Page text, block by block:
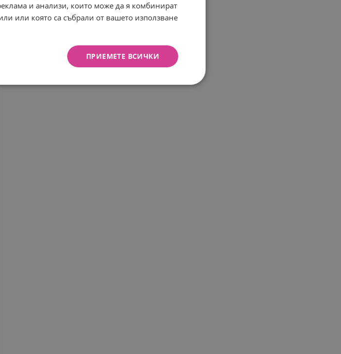
и анализи, които може да я комбинират
или която са събрали от вашето използване
ПРИЕМЕТЕ ВСИЧКИ